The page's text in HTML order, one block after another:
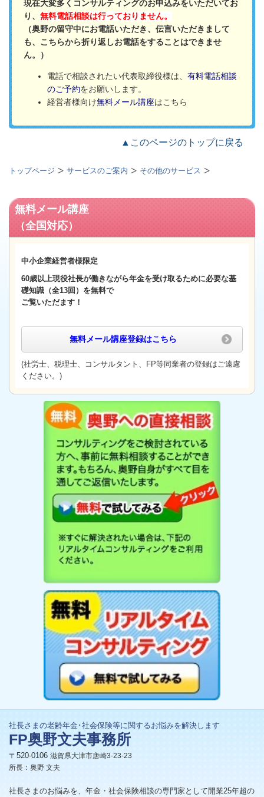
現在大変多くコンサルティングのお申込みをいただいてお
り、 無料電話相談は行っておりません。
（奥野の留守中にお電話いただき、伝言いただきまして
も、こちらから折り返しお電話をすることはできませ
ん。）
電話で相談されたい代表取締役様は、 有料電話相談
のご予約をお願いします。
経営者様向け無料メール講座はこちら
▲このページのトップに戻る
トップページ サービスのご案内 その他のサービス
無料メール講座
（全国対応）
中小企業経営者様限定
60歳以上現役社長が働きながら年金を受け取るために必要な基
礎知識（全13回） を無料で
ご覧いただます！
無料メール講座登録はこちら
(社労士、税理士、コンサルタント、FP等同業者の登録はご遠慮
ください。)
社長さまの老齢年金･社会保険等に関するお悩みを解決します
FP奥野文夫事務所
〒520-0106 滋賀県大津市唐崎3-23-23
所長：奥野 文夫
社長さまのお悩みを、年金・社会保険相談の専門家として開業25年超の